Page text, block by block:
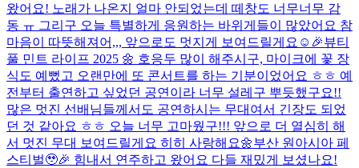
왔어요! 노래가 나온지 얼마 안되었는데 떼창도 너무너무 감
동 ㅠ 그리구 오늘 특별하게 응원하는 바위게들이 많았어요 참
마음이 따뜻해져어,,, 앞으로도 멋지게 보여드릴게요☺️🎉뷰티
풀 민트 라이프 2025 🌼 호응두 많이 해주시구, 마이크에 꽃 장
식도 예뻤고 오랜만에 또 콘서트를 하는 기분이었어요 ㅎㅎ 예
전부터 출연하고 싶었던 공연이라 너무 설레구 뿌듯했구요!!
많은 멋진 선배님들께서도 공연하시는 무대여서 긴장도 되었
던 것 같아요 ㅎㅎ 오늘 너무 고마웠구!!! 앞으로 더 열심히 해
서 멋진 무대 보여드릴게요 히히 사랑해요🌼부산 원아시아 페
스티벌🥹🎉 힘내서 연주하고 왔어요 다들 재밌게 보셨나요!